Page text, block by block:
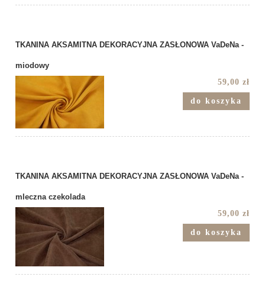
TKANINA AKSAMITNA DEKORACYJNA ZASŁONOWA VaDeNa -
miodowy
59,00 zł
do koszyka
TKANINA AKSAMITNA DEKORACYJNA ZASŁONOWA VaDeNa -
mleczna czekolada
59,00 zł
do koszyka